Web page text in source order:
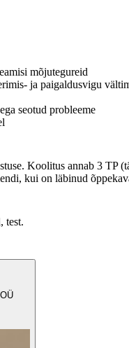
mõjutegureid
ja paigaldusvigu
seotud probleeme
Koolitus annab 3 TP
kui on läbinud
test.